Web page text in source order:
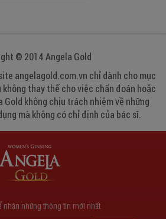
© 2014 Angela Gold
angelagold.com.vn chỉ dành cho mục
thay thế cho việc chẩn đoán hoặc
Gold không chịu trách nhiệm về những
mà không có chỉ định của bác sĩ.
nhận những thông tin mới nhất